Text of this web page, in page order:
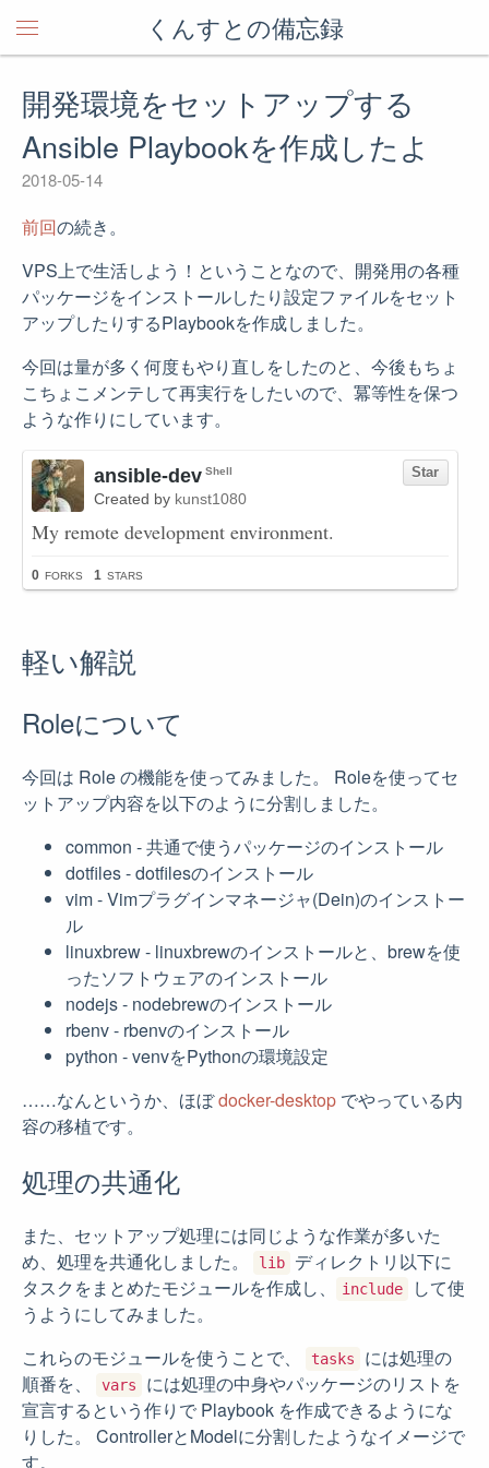
くんすとの備忘録
開発環境をセットアップする
Ansible Playbookを作成したよ
2018-05-14
前回の続き。
VPS上で生活しよう！ということなので、開発用の各種
パッケージをインストールしたり設定ファイルをセット
アップしたりするPlaybookを作成しました。
今回は量が多く何度もやり直しをしたのと、今後もちょ
こちょこメンテして再実行をしたいので、冪等性を保つ
ような作りにしています。
軽い解説
Roleについて
今回は Role の機能を使ってみました。 Roleを使ってセ
ットアップ内容を以下のように分割しました。
common - 共通で使うパッケージのインストール
dotfiles - dotfilesのインストール
vim - Vimプラグインマネージャ(Dein)のインストー
ル
linuxbrew - linuxbrewのインストールと、brewを使
ったソフトウェアのインストール
nodejs - nodebrewのインストール
rbenv - rbenvのインストール
python - venvをPythonの環境設定
……なんというか、ほぼdocker-desktop でやっている内
容の移植です。
処理の共通化
また、セットアップ処理には同じような作業が多いた
め、処理を共通化しました。
lib
ディレクトリ以下に
タスクをまとめたモジュールを作成し、
include
して使
うようにしてみました。
これらのモジュールを使うことで、
tasks
には処理の
順番を、
vars
には処理の中身やパッケージのリストを
宣言するという作りで Playbook を作成できるようにな
りした。 ControllerとModelに分割したようなイメージで
す。